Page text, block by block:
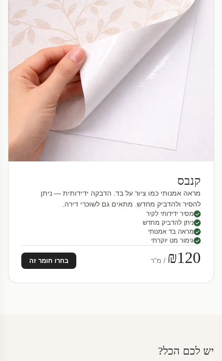
קנבס
מראה אמנותי כמו ציור על בד. הדבקה ידידותית — ניתן
להסיר ולהדביק מחדש. מתאים גם לשוכרי דירה.
מסיר ידידותי לקיר
ניתן להדביק מחדש
מראה בד אמנותי
גימור מט יוקרתי
₪120 / מ"ר בחרו חומר זה
יש לכם הכל?